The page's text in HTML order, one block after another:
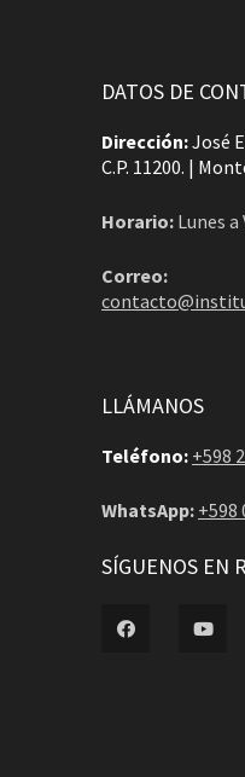
DATOS DE
Dirección:José
C.P. 11200. |
Horario: Lunes a
Correo:
LLÁMANOS
Teléfono: +598
WhatsApp: +598
SÍGUENOS EN